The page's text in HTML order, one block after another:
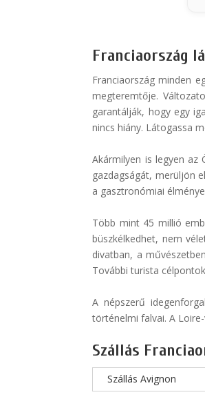
Franciaország
Franciaország minden
megteremtője.
garantálják, hogy egy
nincs hiány. Látogassa
Akármilyen is legyen az
gazdagságát, merüljön
a gasztronómiai
Több mint 45 millió
büszkélkedhet, nem
divatban, a
További turista
A népszerű
történelmi falvai. A
Szállás
Szállás Avignon